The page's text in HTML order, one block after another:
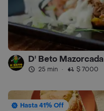
D' Beto Mazorcada
25 min · $ 7000
Hasta 41% Off